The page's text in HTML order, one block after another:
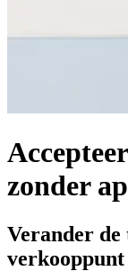
zonder
Verander de
verkooppunt